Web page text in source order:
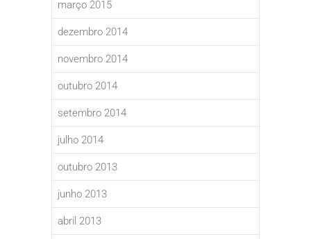
março 2015
dezembro 2014
novembro 2014
outubro 2014
setembro 2014
julho 2014
outubro 2013
junho 2013
abril 2013